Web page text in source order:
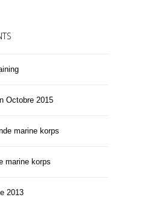
Octobre 2015
marine korps
marine korps
2013